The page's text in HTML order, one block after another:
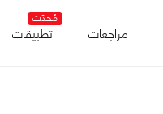
مراجعات
مُحدّث
تطبيقات